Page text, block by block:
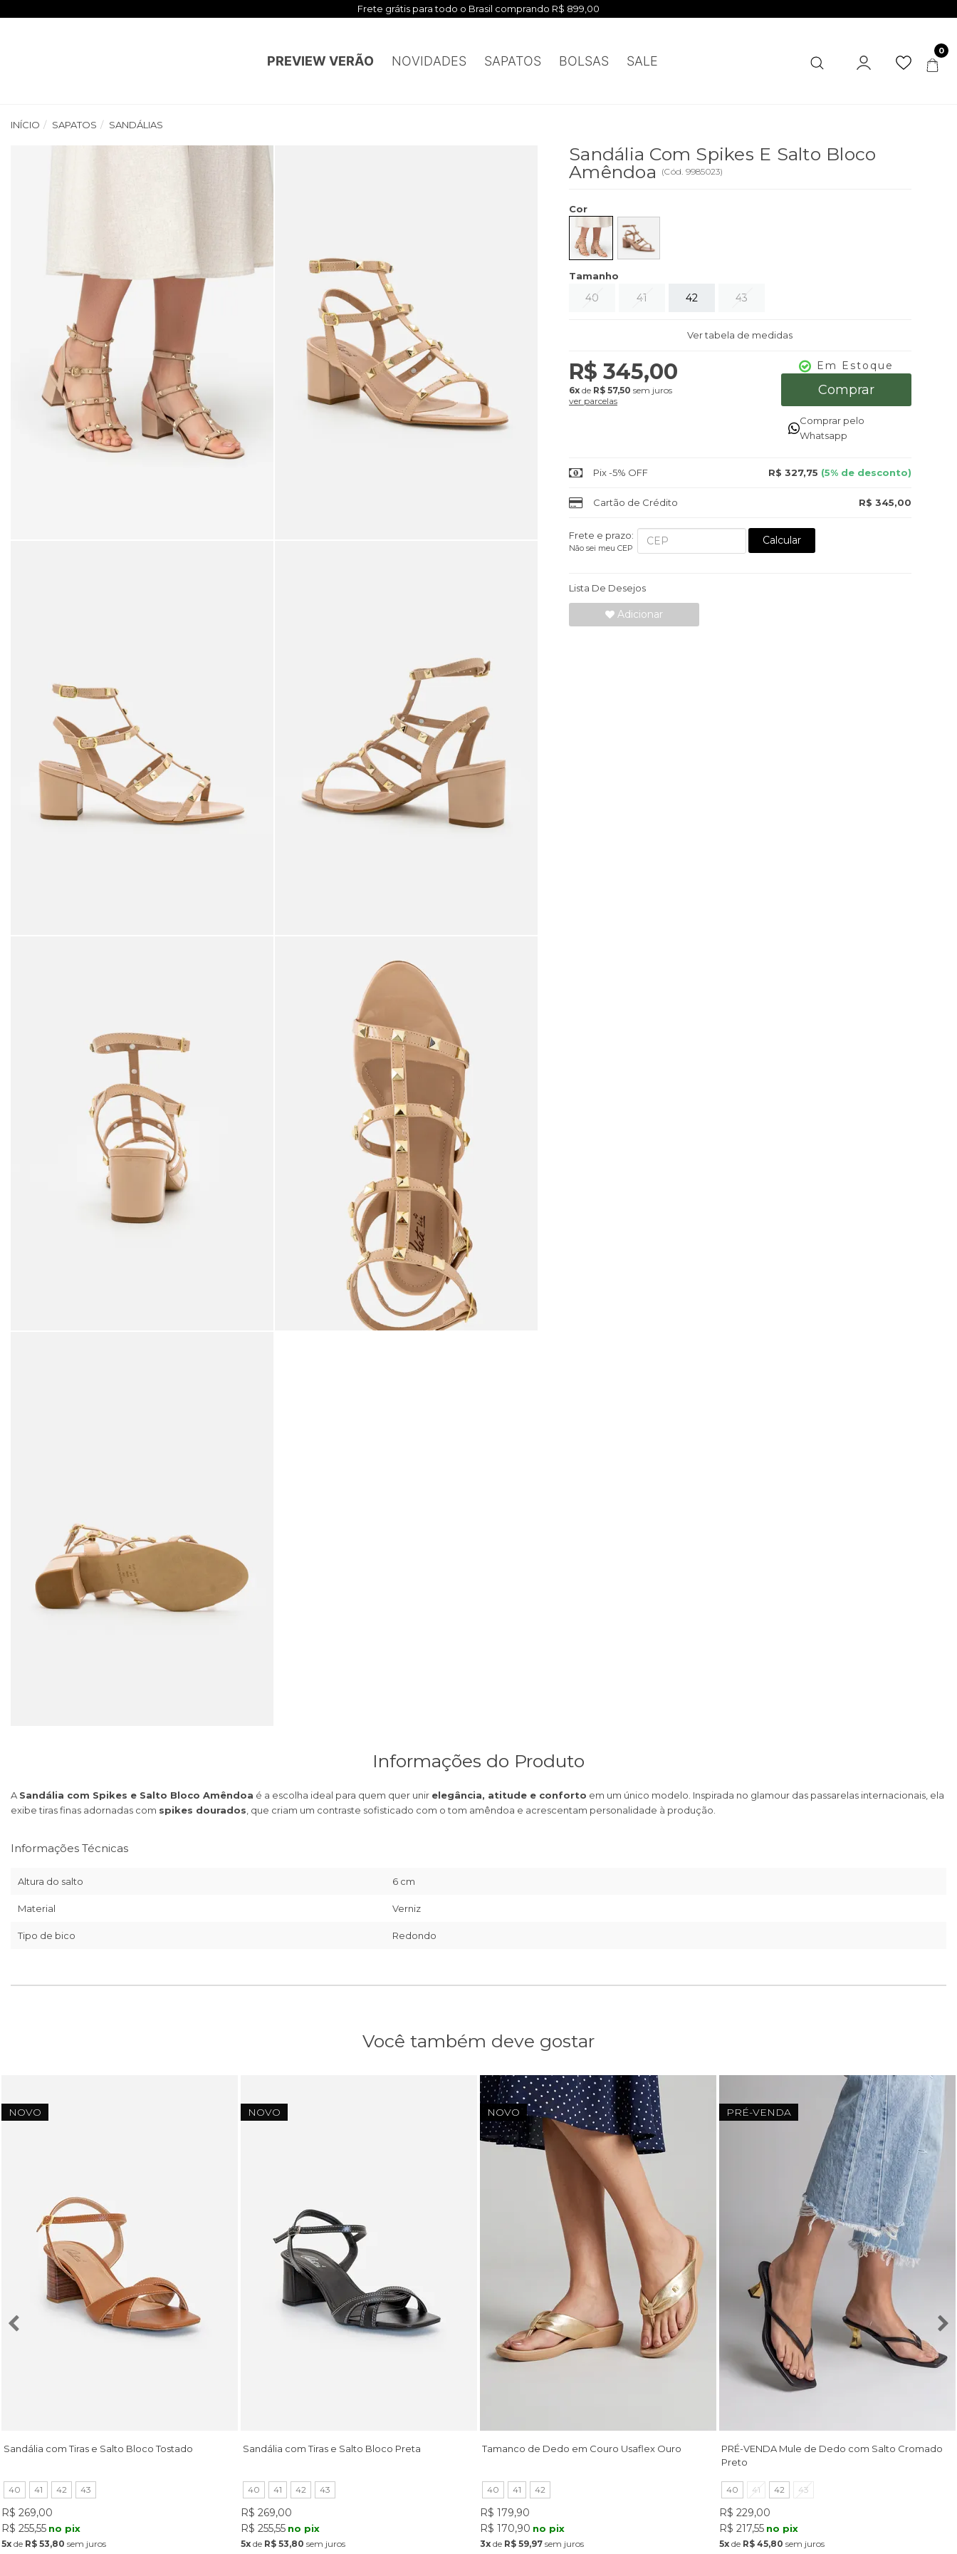
Frete grátis para todo o Brasil comprando R$ 899,00
PREVIEW VERÃO NOVIDADES SAPATOS BOLSAS SALE
0
INÍCIO SAPATOS SANDÁLIAS
Sandália Com Spikes E Salto Bloco
Amêndoa
(Cód. 9985023)
Cor
Tamanho
40 41 42 43
Ver tabela de medidas
R$ 345,00
6x de R$ 57,50 sem juros
ver parcelas
Em Estoque
Comprar
Comprar pelo
Whatsapp
Pix -5% OFF R$ 327,75 (5% de desconto)
Cartão de Crédito R$ 345,00
Frete e prazo:
Não sei meu CEP
Calcular
Lista De Desejos
Adicionar
Informações do Produto
A Sandália com Spikes e Salto Bloco Amêndoa é a escolha ideal para quem quer unir elegância, atitude e conforto em um único modelo. Inspirada no glamour das passarelas internacionais, ela
exibe tiras finas adornadas com spikes dourados, que criam um contraste sofisticado com o tom amêndoa e acrescentam personalidade à produção.
Informações Técnicas
Altura do salto 6 cm
Material Verniz
Tipo de bico Redondo
Você também deve gostar
NOVO
Sandália com Tiras e Salto Bloco Tostado
40 41 42 43
R$ 269,00
R$ 255,55 no pix
5x de R$ 53,80 sem juros
NOVO
Sandália com Tiras e Salto Bloco Preta
40 41 42 43
R$ 269,00
R$ 255,55 no pix
5x de R$ 53,80 sem juros
NOVO
Tamanco de Dedo em Couro Usaflex Ouro
40 41 42
R$ 179,90
R$ 170,90 no pix
3x de R$ 59,97 sem juros
PRÉ-VENDA
PRÉ-VENDA Mule de Dedo com Salto Cromado
Preto
40 41 42 43
R$ 229,00
R$ 217,55 no pix
5x de R$ 45,80 sem juros